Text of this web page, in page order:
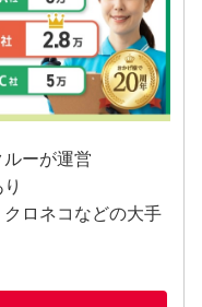
ーが運営
ロネコなどの大手